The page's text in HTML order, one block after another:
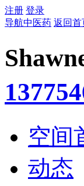
注册 登录
导航中医药 返回首
空间
动态